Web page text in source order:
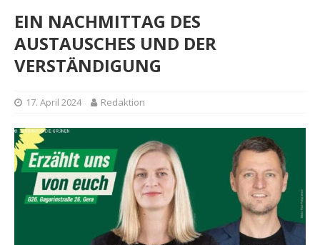
EIN NACHMITTAG DES
AUSTAUSCHES UND DER
VERSTÄNDIGUNG
17. April 2024 Redaktion